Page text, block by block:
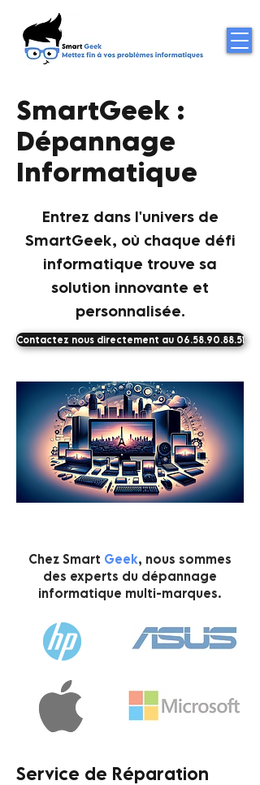
SmartGeek :
Dépannage
Informatique
Entrez dans l'univers de
SmartGeek, où chaque défi
informatique trouve sa
solution innovante et
personnalisée.
Contactez nous directement au 06.58.90.88.51
Chez Smart Geek, nous sommes
des experts du dépannage
informatique multi-marques.
Service de Réparation